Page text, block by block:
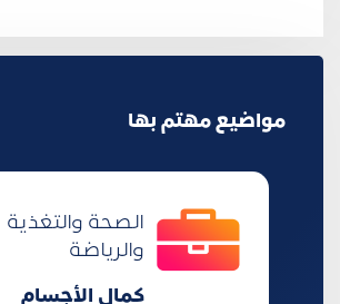
مواضيع مهتم بها
الصحة والتغذية
والرياضة
كمال الأجسام